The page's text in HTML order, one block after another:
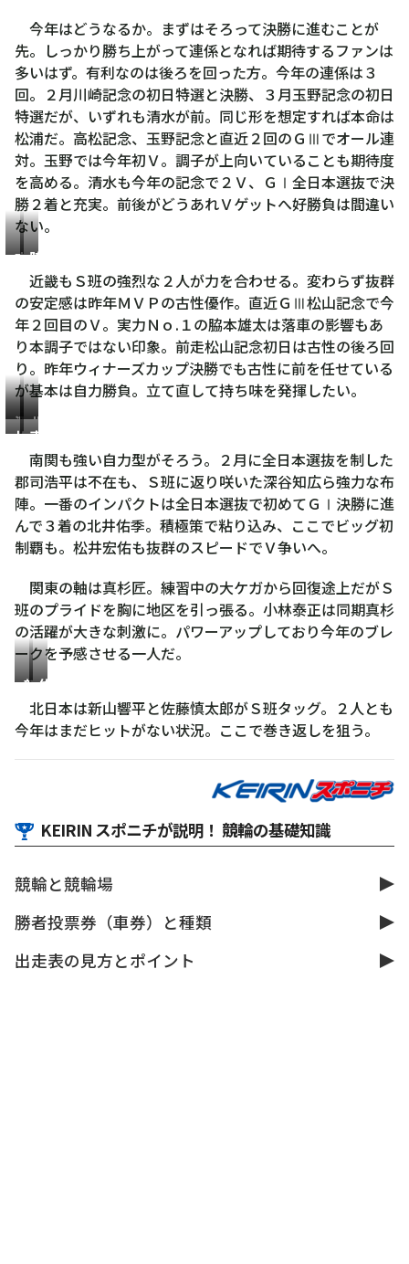
今年はどうなるか。まずはそろって決勝に進むことが
先。しっかり勝ち上がって連係となれば期待するファンは
多いはず。有利なのは後ろを回った方。今年の連係は３
回。２月川崎記念の初日特選と決勝、３月玉野記念の初日
特選だが、いずれも清水が前。同じ形を想定すれば本命は
松浦だ。高松記念、玉野記念と直近２回のＧⅢでオール連
対。玉野では今年初Ｖ。調子が上向いていることも期待度
を高める。清水も今年の記念で２Ｖ、ＧⅠ全日本選抜で決
勝２着と充実。前後がどうあれＶゲットへ好勝負は間違い
ない。
古
優
作
脇
本
雄
太
近畿もＳ班の強烈な２人が力を合わせる。変わらず抜群
の安定感は昨年ＭＶＰの古性優作。直近ＧⅢ松山記念で今
年２回目のＶ。実力Ｎｏ.１の脇本雄太は落車の影響もあ
り本調子ではない印象。前走松山記念初日は古性の後ろ回
り。昨年ウィナーズカップ決勝でも古性に前を任せている
が基本は自力勝負。立て直して持ち味を発揮したい。
深
広
北
佑
季
松
宏
佑
真
杉
匠
南関も強い自力型がそろう。２月に全日本選抜を制した
郡司浩平は不在も、Ｓ班に返り咲いた深谷知広ら強力な布
陣。一番のインパクトは全日本選抜で初めてＧⅠ決勝に進
んで３着の北井佑季。積極策で粘り込み、ここでビッグ初
制覇も。松井宏佑も抜群のスピードでＶ争いへ。
関東の軸は真杉匠。練習中の大ケガから回復途上だがＳ
班のプライドを胸に地区を引っ張る。小林泰正は同期真杉
の活躍が大きな刺激に。パワーアップしており今年のブレ
ークを予感させる一人だ。
新
山
響
佐
藤
慎
北日本は新山響平と佐藤慎太郎がＳ班タッグ。２人とも
今年はまだヒットがない状況。ここで巻き返しを狙う。
KEIRIN スポニチが説明！ 競輪の基礎知識
競輪と競輪場
勝者投票券（車券）と種類
出走表の見方とポイント